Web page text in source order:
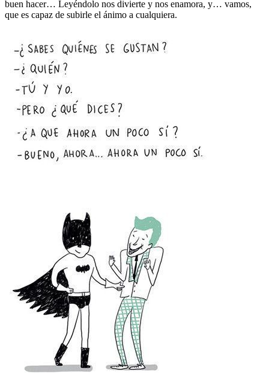
buen hacer… Leyéndolo nos divierte y nos enamora, y… vamos,
que es capaz de subirle el ánimo a cualquiera.